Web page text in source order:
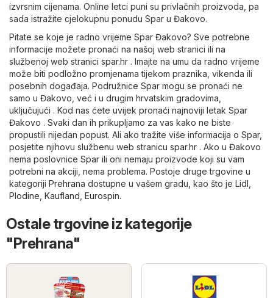
izvrsnim cijenama. Online letci puni su privlačnih proizvoda, pa
sada istražite cjelokupnu ponudu Spar u Đakovo.
Pitate se koje je radno vrijeme Spar Đakovo? Sve potrebne
informacije možete pronaći na našoj web stranici ili na
službenoj web stranici spar.hr . Imajte na umu da radno vrijeme
može biti podložno promjenama tijekom praznika, vikenda ili
posebnih događaja. Podružnice Spar mogu se pronaći ne
samo u Đakovo, već i u drugim hrvatskim gradovima,
uključujući . Kod nas ćete uvijek pronaći najnoviji letak Spar
Đakovo . Svaki dan ih prikupljamo za vas kako ne biste
propustili nijedan popust. Ali ako tražite više informacija o Spar,
posjetite njihovu službenu web stranicu spar.hr . Ako u Đakovo
nema poslovnice Spar ili oni nemaju proizvode koji su vam
potrebni na akciji, nema problema. Postoje druge trgovine u
kategoriji Prehrana dostupne u vašem gradu, kao što je Lidl
Plodine Kaufland Eurospin.
Ostale trgovine iz kategorije
"Prehrana"